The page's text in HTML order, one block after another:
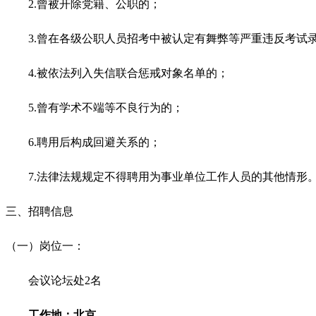
2.曾被开除党籍、公职的；
3.曾在各级公职人员招考中被认定有舞弊等严重违反考试
4.被依法列入失信联合惩戒对象名单的；
5.曾有学术不端等不良行为的；
6.聘用后构成回避关系的；
7.法律法规规定不得聘用为事业单位工作人员的其他情形。
三、招聘信息
（一）岗位一 ：
会议论坛处2名